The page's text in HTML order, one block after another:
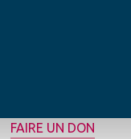
FAIRE UN DON